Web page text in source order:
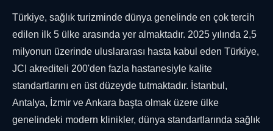
Türkiye, sağlık turizminde dünya genelinde en çok tercih
edilen ilk 5 ülke arasında yer almaktadır. 2025 yılında 2,5
milyonun üzerinde uluslararası hasta kabul eden Türkiye,
JCI akrediteli 200'den fazla hastanesiyle kalite
standartlarını en üst düzeyde tutmaktadır. İstanbul,
Antalya, İzmir ve Ankara başta olmak üzere ülke
genelindeki modern klinikler, dünya standartlarında sağlık